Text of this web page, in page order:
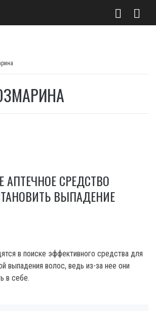
АПТЕЧНОЕ СРЕДСТВО
ВЫПАДЕНИЕ
в поиске эффективного средства для
выпадения волос, ведь из-за нее они
в себе.